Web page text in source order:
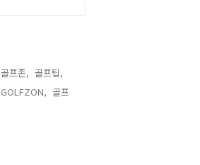
골프존, 골프팁,
GOLFZON, 골프,